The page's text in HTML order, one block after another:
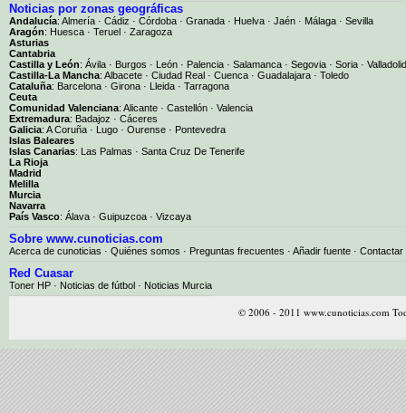
Noticias por zonas geográficas
Andalucía: Almería · Cádiz · Córdoba · Granada · Huelva · Jaén · Málaga · Sevilla
Aragón: Huesca · Teruel · Zaragoza
Asturias
Cantabria
Castilla y León: Ávila · Burgos · León · Palencia · Salamanca · Segovia · Soria · Valladolid
Castilla-La Mancha: Albacete · Ciudad Real · Cuenca · Guadalajara · Toledo
Cataluña: Barcelona · Girona · Lleida · Tarragona
Ceuta
Comunidad Valenciana: Alicante · Castellón · Valencia
Extremadura: Badajoz · Cáceres
Galicia: A Coruña · Lugo · Ourense · Pontevedra
Islas Baleares
Islas Canarias: Las Palmas · Santa Cruz De Tenerife
La Rioja
Madrid
Melilla
Murcia
Navarra
País Vasco: Álava · Guipuzcoa · Vizcaya
Sobre www.cunoticias.com
Acerca de cunoticias · Quiénes somos · Preguntas frecuentes · Añadir fuente · Contactar
Red Cuasar
Toner HP · Noticias de fútbol · Noticias Murcia
© 2006 - 2011 www.cunoticias.com